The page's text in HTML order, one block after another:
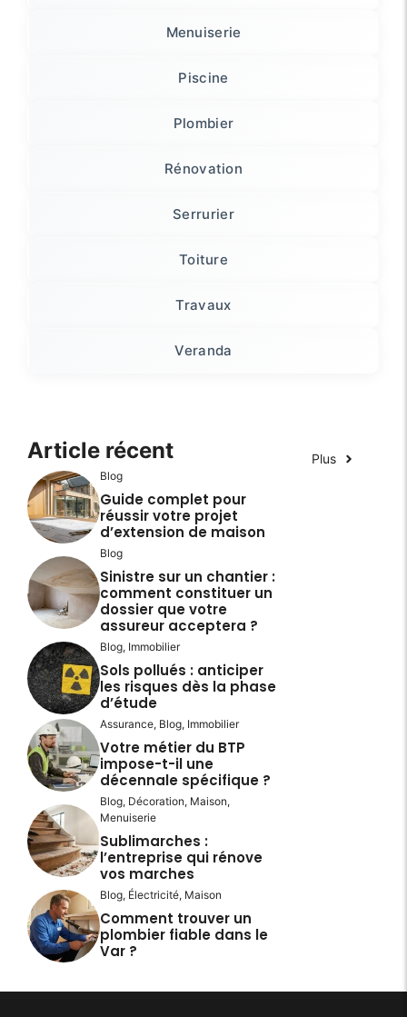
Menuiserie
Piscine
Plombier
Rénovation
Serrurier
Toiture
Travaux
Veranda
Article récent Plus
Blog
Guide complet pour
réussir votre projet
d’extension de maison
Blog
Sinistre sur un chantier :
comment constituer un
dossier que votre
assureur acceptera ?
Blog, Immobilier
Sols pollués : anticiper
les risques dès la phase
d’étude
Assurance, Blog, Immobilier
Votre métier du BTP
impose-t-il une
décennale spécifique ?
Blog, Décoration, Maison,
Menuiserie
Sublimarches :
l’entreprise qui rénove
vos marches
Blog, Électricité, Maison
Comment trouver un
plombier fiable dans le
Var ?